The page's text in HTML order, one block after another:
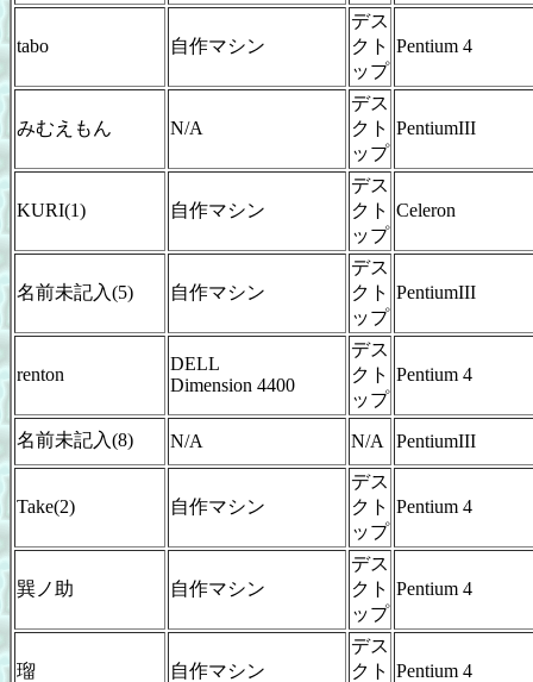
tabo 自作マシン
デス
クト
ップ
Pentium 4
みむえもん N/A
デス
クト
ップ
PentiumIII
KURI(1) 自作マシン
デス
クト
ップ
Celeron
名前未記入(5) 自作マシン
デス
クト
ップ
PentiumIII
renton
DELL
Dimension 4400
デス
クト
ップ
Pentium 4
名前未記入(8) N/A N/A PentiumIII
Take(2) 自作マシン
デス
クト
ップ
Pentium 4
巽ノ助 自作マシン
デス
クト
ップ
Pentium 4
瑠 自作マシン
デス
クト Pentium 4